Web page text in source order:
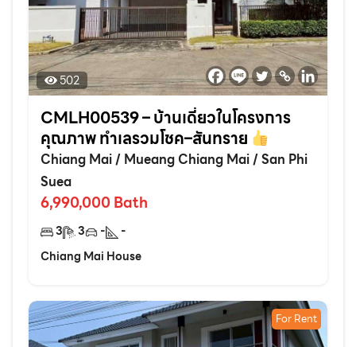
502
CMLH00539 – บ้านเดี่ยวในโครงการ
คุณภาพ ทำเลรวมโชค–สันทราย
Chiang Mai/ Mueang Chiang Mai/San Phi
Suea
6,990,000 Bath
3 3 -
-
Chiang Mai House
For Rent